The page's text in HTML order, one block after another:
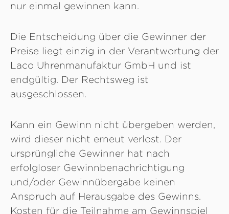
nur einmal gewinnen kann.
Die Entscheidung über die Gewinner der
Preise liegt einzig in der Verantwortung der
Laco Uhrenmanufaktur GmbH und ist
endgültig. Der Rechtsweg ist
ausgeschlossen.
Kann ein Gewinn nicht übergeben werden,
wird dieser nicht erneut verlost. Der
ursprüngliche Gewinner hat nach
erfolgloser Gewinnbenachrichtigung
und/oder Gewinnübergabe keinen
Anspruch auf Herausgabe des Gewinns.
Kosten für die Teilnahme am Gewinnspiel